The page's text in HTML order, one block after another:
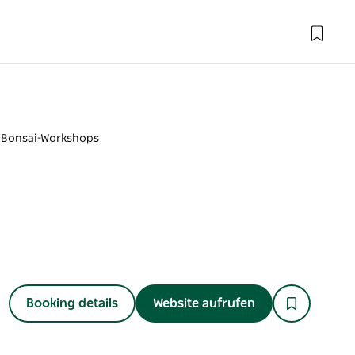
Bonsai-Workshops
Booking details Website aufrufen